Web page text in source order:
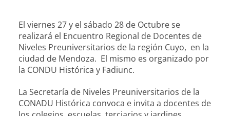
El viernes 27 y el sábado 28 de Octubre se
realizará el Encuentro Regional de Docentes de
Niveles Preuniversitarios de la región Cuyo, en la
ciudad de Mendoza. El mismo es organizado por
la CONDU Histórica y Fadiunc.
La Secretaría de Niveles Preuniversitarios de la
CONADU Histórica convoca e invita a docentes de